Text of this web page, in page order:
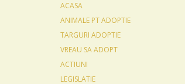
ACASA
ANIMALE PT ADOPTIE
TARGURI ADOPTIE
VREAU SA ADOPT
ACTIUNI
LEGISLATIE